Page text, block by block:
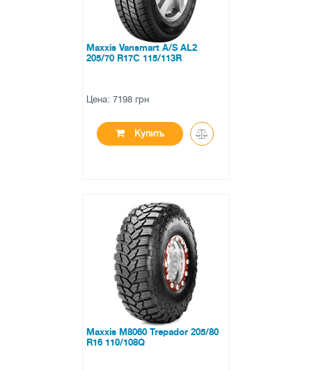
Maxxis Vansmart A/S AL2
205/70 R17C 115/113R
Цена: 7198 грн
Купить
в наличии
0 отзывов
Maxxis M8060 Trepador 205/80
R16 110/108Q